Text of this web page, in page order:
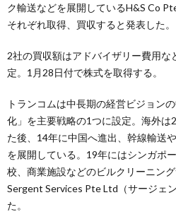
ク輸送などを展開しているH&S Co
それぞれ取得、買収すると発表した。
2社の買収額はアドバイザリー費用
定。1月28日付で株式を取得する。
トランコムは中長期の経営ビジョン
化」を主要戦略の1つに設定。海外は
た後、14年に中国へ進出、幹線輸送
を展開している。19年にはシンガポ
校、商業施設などのビルクリーニン
Sergent Services Pte Ltd（サージェ
た。